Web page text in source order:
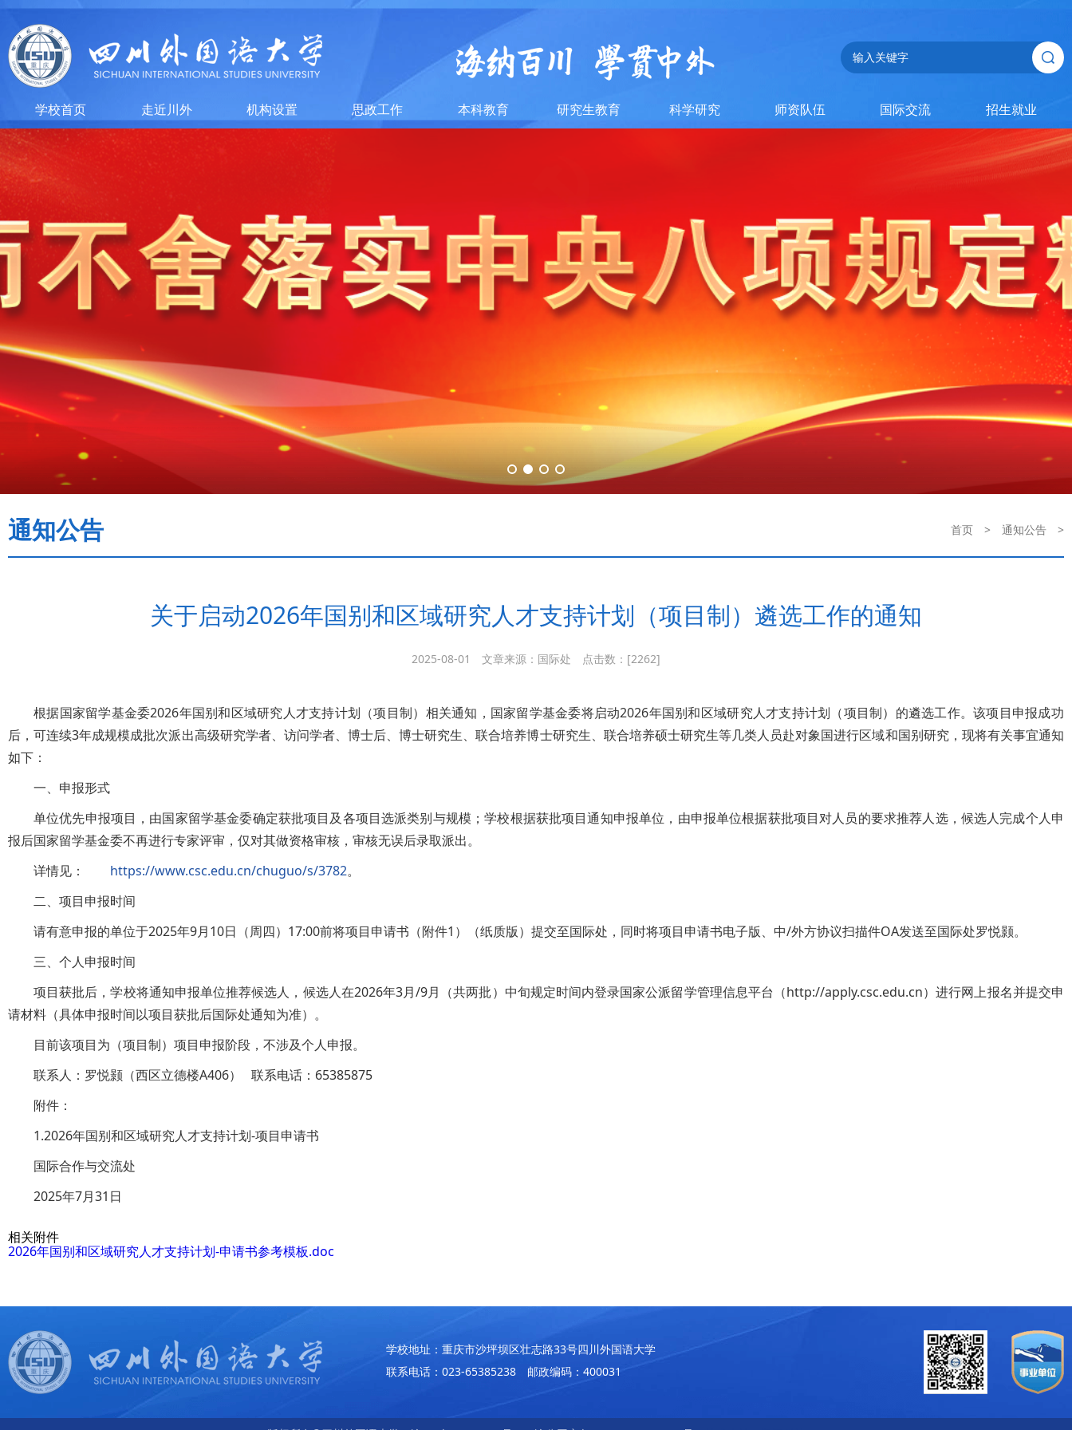
学校首页 走近川外 机构设置 思政工作 本科教育 研究生教育 科学研究 师资队伍 国际交流 招生就业
通知公告 首页 > 通知公告 >
关于启动2026年国别和区域研究人才支持计划（项目制）遴选工作的通知
2025-08-01 文章来源：国际处 点击数：[2262]
根据国家留学基金委2026年国别和区域研究人才支持计划（项目制）相关通知，国家留学基金委将启动2026年国别和区域研究人才支持计划（项目制）的遴选工作。该项目申报成功
后，可连续3年成规模成批次派出高级研究学者、访问学者、博士后、博士研究生、联合培养博士研究生、联合培养硕士研究生等几类人员赴对象国进行区域和国别研究，现将有关事宜通知
如下：
一、申报形式
单位优先申报项目，由国家留学基金委确定获批项目及各项目选派类别与规模；学校根据获批项目通知申报单位，由申报单位根据获批项目对人员的要求推荐人选，候选人完成个人申
报后国家留学基金委不再进行专家评审，仅对其做资格审核，审核无误后录取派出。
详情见：
https://www.csc.edu.cn/chuguo/s/3782。
二、项目申报时间
请有意申报的单位于2025年9月10日（周四）17:00前将项目申请书（附件1）（纸质版）提交至国际处，同时将项目申请书电子版、中/外方协议扫描件OA发送至国际处罗悦颢。
三、个人申报时间
项目获批后，学校将通知申报单位推荐候选人，候选人在2026年3月/9月（共两批）中旬规定时间内登录国家公派留学管理信息平台（http://apply.csc.edu.cn）进行网上报名并提交申
请材料（具体申报时间以项目获批后国际处通知为准）。
目前该项目为（项目制）项目申报阶段，不涉及个人申报。
联系人：罗悦颢（西区立德楼A406） 联系电话：65385875
附件：
1.2026年国别和区域研究人才支持计划-项目申请书
国际合作与交流处
2025年7月31日
相关附件
2026年国别和区域研究人才支持计划-申请书参考模板.doc
学校地址：重庆市沙坪坝区壮志路33号四川外国语大学
联系电话：023-65385238 邮政编码：400031